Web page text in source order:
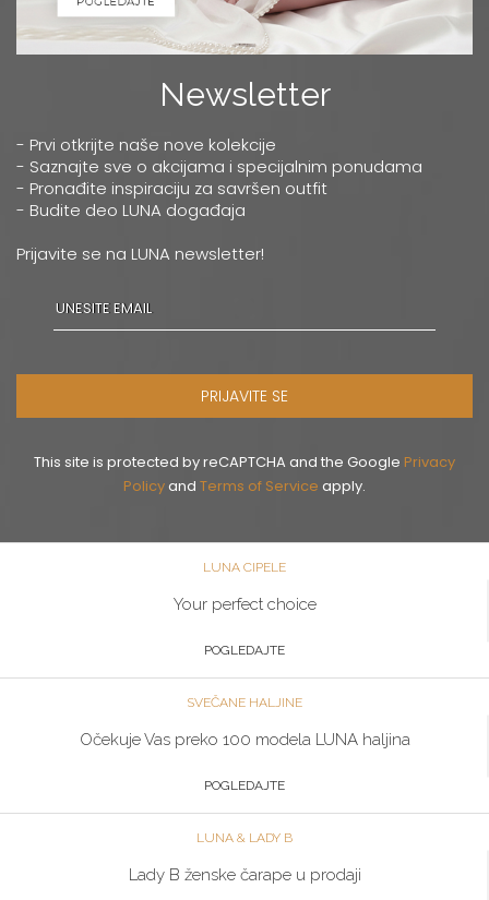
Newsletter
- Prvi otkrijte naše nove kolekcije
- Saznajte sve o akcijama i specijalnim ponudama
- Pronađite inspiraciju za savršen outfit
- Budite deo LUNA događaja
Prijavite se na LUNA newsletter!
PRIJAVITE SE
This site is protected by reCAPTCHA and the Google Privacy
Policyand Terms of Service apply.
LUNA CIPELE
Your perfect choice
POGLEDAJTE
SVEČANE HALJINE
Očekuje Vas preko 100 modela LUNA haljina
POGLEDAJTE
LUNA & LADY B
Lady B ženske čarape u prodaji